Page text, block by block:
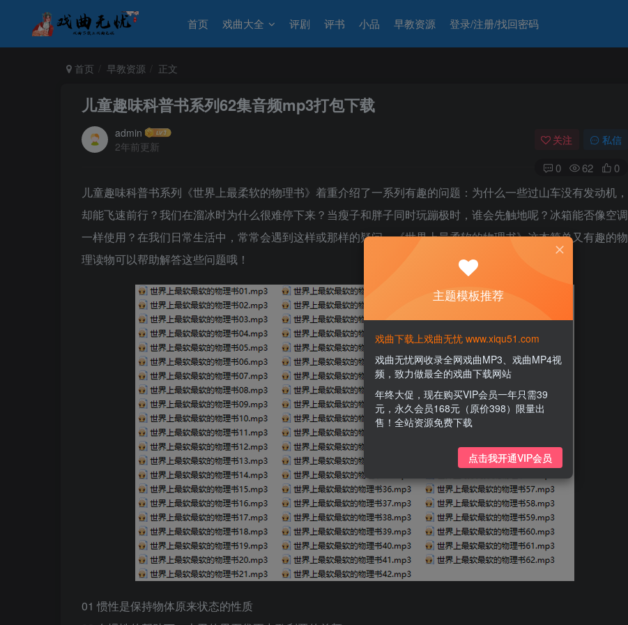
首页 戏曲大全 评剧 评书 小品 早教资源 登录/注册/找回密码
首页 早教资源 正文
儿童趣味科普书系列62集音频mp3打包下载
admin
2年前更新
关注 私信
0 62 0
儿童趣味科普书系列《世界上最柔软的物理书》着重介绍了一系列有趣的问题：为什么一些过山车没有发动机，
却能飞速前行？我们在溜冰时为什么很难停下来？当瘦子和胖子同时玩蹦极时，谁会先触地呢？冰箱能否像空调
一样使用？在我们日常生活中，常常会遇到这样或那样的疑问，《世界上最柔软的物理书》这本简单又有趣的物
理读物可以帮助解答这些问题哦！
01 惯性是保持物体原来状态的性质
主题模板推荐
戏曲下载上戏曲无忧 www.xiqu51.com
戏曲无忧网收录全网戏曲MP3、戏曲MP4视
频，致力做最全的戏曲下载网站
年终大促，现在购买VIP会员一年只需39
元，永久会员168元（原价398）限量出
售！全站资源免费下载
点击我开通VIP会员